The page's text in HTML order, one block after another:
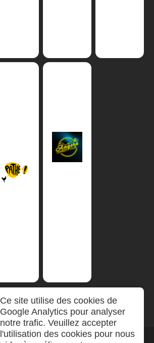
Ce site utilise des cookies de
Google Analytics pour analyser
notre trafic. Veuillez accepter
l'utilisation des cookies pour nous